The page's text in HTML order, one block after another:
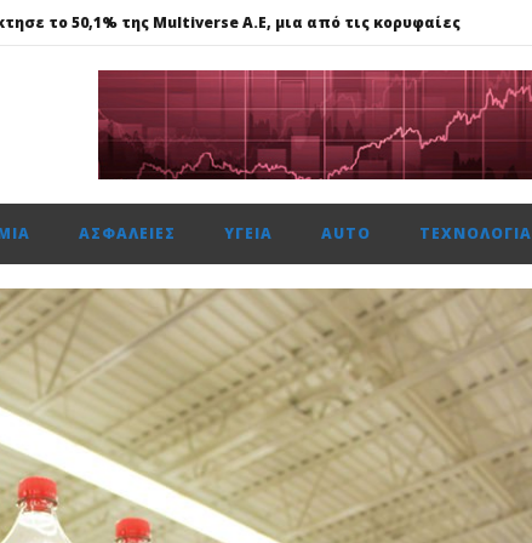
το 50,1% της Multiverse A.E, μια από τις κορυφαίες
€49,35 εκατ., το 50% του Sofia South Ring Mall
το 50,1% της Multiverse A.E, μια από τις κορυφαίες
ΑΣΦΆΛΕΙΕΣ ΥΓΕΊΑ AUTO ΤΕΧΝΟΛΟΓΊΑ